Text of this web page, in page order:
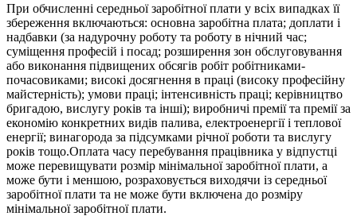
При обчисленні середньої заробітної плати у всіх випадках її
збереження включаються: основна заробітна плата; доплати і
надбавки (за надурочну роботу та роботу в нічний час;
суміщення професій і посад; розширення зон обслуговування
або виконання підвищених обсягів робіт робітниками-
почасовиками; високі досягнення в праці (високу професійну
майстерність); умови праці; інтенсивність праці; керівництво
бригадою, вислугу років та інші); виробничі премії та премії за
економію конкретних видів палива, електроенергії і теплової
енергії; винагорода за підсумками річної роботи та вислугу
років тощо.Оплата часу перебування працівника у відпустці
може перевищувати розмір мінімальної заробітної плати, а
може бути і меншою, розраховується виходячи із середньої
заробітної плати та не може бути включена до розміру
мінімальної заробітної плати.